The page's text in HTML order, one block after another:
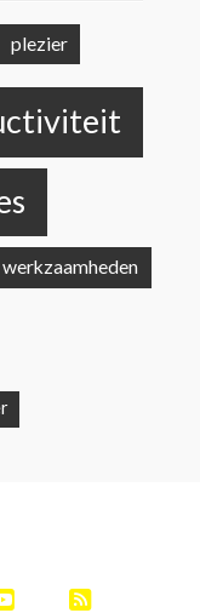
plezier
werkzaamheden